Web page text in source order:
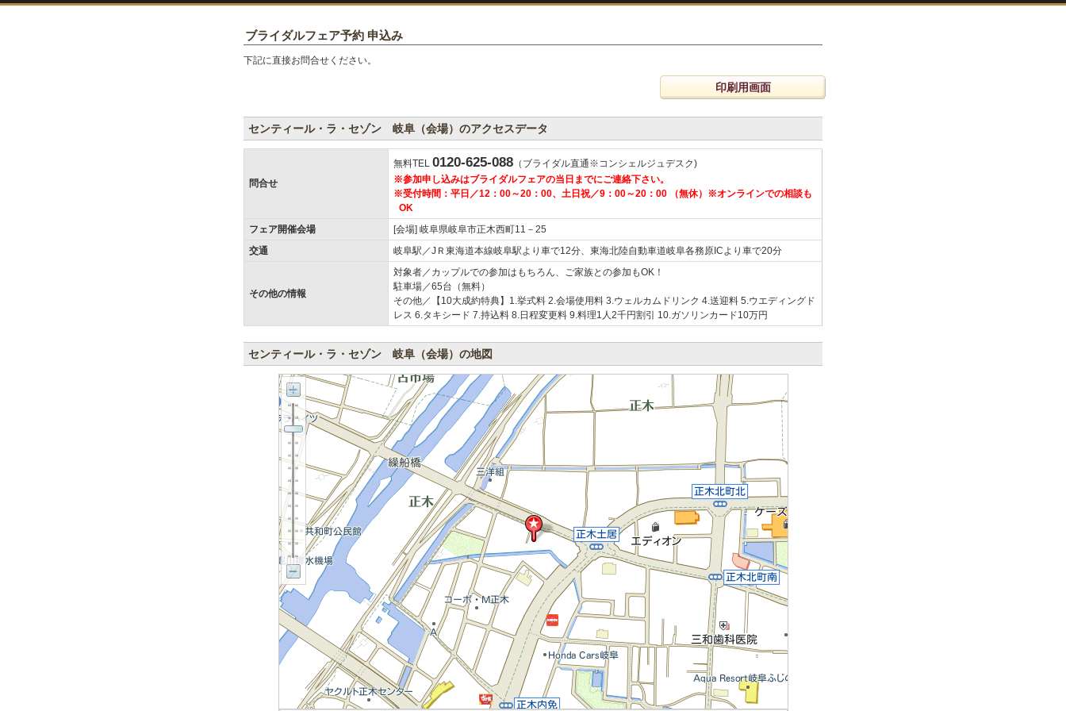
ブライダルフェア予約 申込み
下記に直接お問合せください。
印刷用画面
センティール・ラ・セゾン 岐阜（会場）のアクセスデータ
問合せ
無料TEL 0120-625-088 （ブライダル直通※コンシェルジュデスク)
※参加申し込みはブライダルフェアの当日までにご連絡下さい。
※受付時間：平日／12：00～20：00、土日祝／9：00～20：00 （無休）※オンラインでの相談も
OK
フェア開催会場
[会場] 岐阜県岐阜市正木西町11－25
交通
岐阜駅／JＲ東海道本線岐阜駅より車で12分、東海北陸自動車道岐阜各務原ICより車で20分
その他の情報
対象者／カップルでの参加はもちろん、ご家族との参加もOK！
駐車場／65台（無料）
その他／【10大成約特典】1.挙式料 2.会場使用料 3.ウェルカムドリンク 4.送迎料 5.ウエディングド
レス 6.タキシード 7.持込料 8.日程変更料 9.料理1人2千円割引 10.ガソリンカード10万円
センティール・ラ・セゾン 岐阜（会場）の地図